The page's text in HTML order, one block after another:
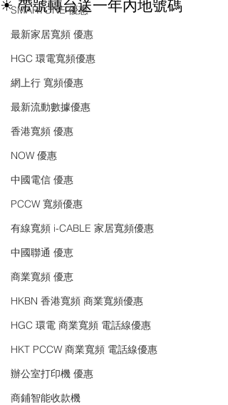
SMARTONE 優惠
最新家居寬頻 優惠
HGC 環電寬頻優惠
網上行 寬頻優惠
最新流動數據優惠
香港寬頻 優惠
NOW 優惠
中國電信 優惠
PCCW 寬頻優惠
有線寬頻 i-CABLE 家居寬頻優惠
中國聯通 優恵
商業寬頻 優恵
HKBN 香港寬頻 商業寬頻優惠
HGC 環電 商業寬頻 電話線優惠
HKT PCCW 商業寬頻 電話線優惠
辦公室打印機 優惠
商鋪智能收款機
☀ 帶號轉台送一年內地號碼